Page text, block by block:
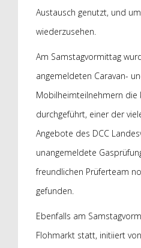
Austausch genutzt, und
wiederzusehen.
Am Samstagvormittag
angemeldeten Caravan-
Mobilheimteilnehmern die
durchgeführt, einer der
Angebote des DCC
unangemeldete
freundlichen Prüferteam
gefunden.
Ebenfalls am
Flohmarkt statt, initiiert